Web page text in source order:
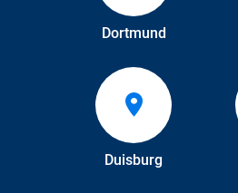
Dortmund
Duisburg